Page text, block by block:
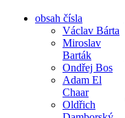
obsah čísla
Václav Bárta
Miroslav
Barták
Ondřej Bos
Adam El
Chaar
Oldřich